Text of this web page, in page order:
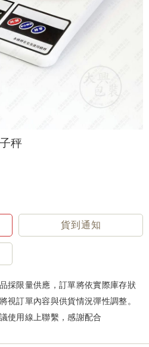
秤
貨到通知
採限量供應，訂單將依實際庫存狀
視訂單內容與供貨情況彈性調整。
使用線上聯繫，感謝配合